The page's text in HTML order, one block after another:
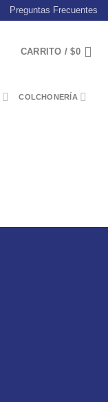
Preguntas Frecuentes
CARRITO /$0
COLCHONERÍA